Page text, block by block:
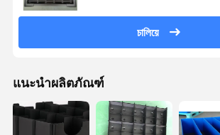
ขนของขนของขนของขนของขน
ขนของขนของขนของขนของขน
ขนของขนของขนของขนของขน
ขนของขนของขนของขนของขน
ขนของขนของขนของขนของขน
চালিয়ে
แนะนำผลิตภัณฑ์